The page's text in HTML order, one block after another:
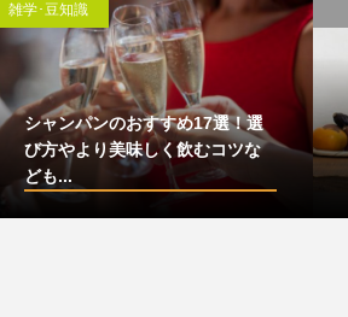
雑学･豆知識
シャンパンのおすすめ17選！選
び方やより美味しく飲むコツな
ども...